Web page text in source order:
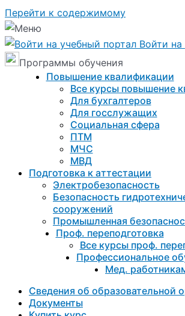
Перейти к содержимому
Войти
Программы обучения
Повышение квалификации
Все курсы повышение
Для бухгалтеров
Для госслужащих
Социальная сфера
ПТМ
МЧС
МВД
Подготовка к aттестации
Электробезопасность
Безопасность
сооружений
Промышленная
Проф. переподготовка
Все курсы проф.
Профессиональное
Мед.
Сведения об образовательной
Документы